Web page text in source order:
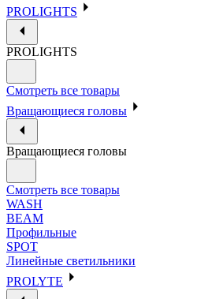
PROLIGHTS
PROLIGHTS
Смотреть все товары
Вращающиеся головы
Вращающиеся головы
Смотреть все товары
WASH
BEAM
Профильные
SPOT
Линейные светильники
PROLYTE